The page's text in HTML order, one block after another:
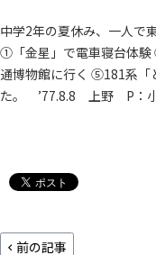
中学2年の夏休み、一人で
①「金星」で電車寝台体
通博物館に行く ⑤181系「
た。 ’77.8.8 上野 P：
前の記事